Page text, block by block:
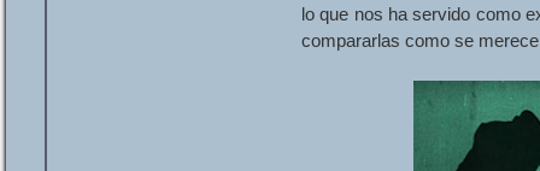
lo que nos ha servido como
compararlas como se